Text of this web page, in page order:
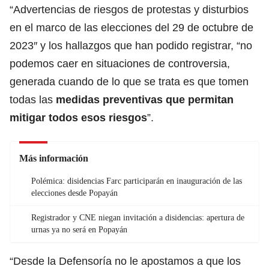
“Advertencias de riesgos de protestas y disturbios
en el marco de las elecciones del 29 de octubre de
2023″ y los hallazgos que han podido registrar, “no
podemos caer en situaciones de controversia,
generada cuando de lo que se trata es que tomen
todas las medidas preventivas que permitan
mitigar todos esos riesgos”.
Más información
Polémica: disidencias Farc participarán en inauguración de las
elecciones desde Popayán
Registrador y CNE niegan invitación a disidencias: apertura de
urnas ya no será en Popayán
“Desde la Defensoría no le apostamos a que los